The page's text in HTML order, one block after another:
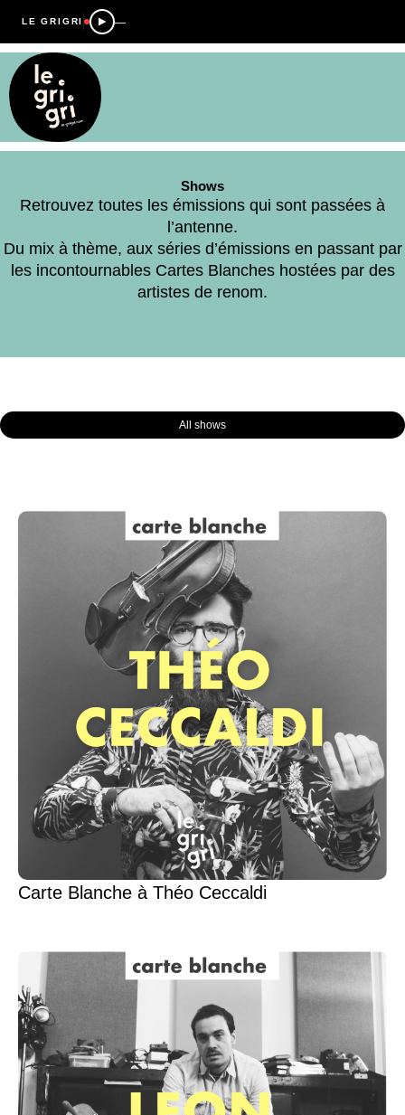
LE GRIGRI —
Shows
Retrouvez toutes les émissions qui sont passées à
l’antenne.
Du mix à thème, aux séries d’émissions en passant par
les incontournables Cartes Blanches hostées par des
artistes de renom.
All shows
Carte Blanche à Théo Ceccaldi